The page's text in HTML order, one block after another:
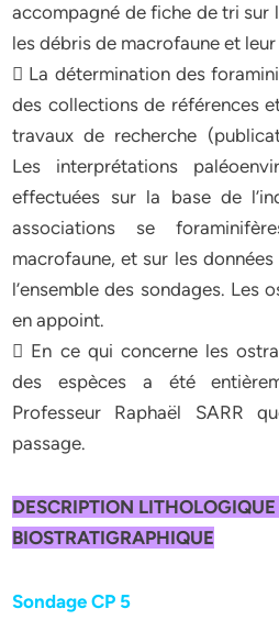
accompagné de fiche de tri sur
les débris de macrofaune et
 La détermination des
des collections de références
travaux de recherche
Les interprétations
effectuées sur la base de
associations se
macrofaune, et sur les
l’ensemble des sondages. Les
en appoint.
 En ce qui concerne les
des espèces a été
Professeur Raphaël SARR
passage.
DESCRIPTION
BIOSTRATIGRAPHIQUE
Sondage CP 5